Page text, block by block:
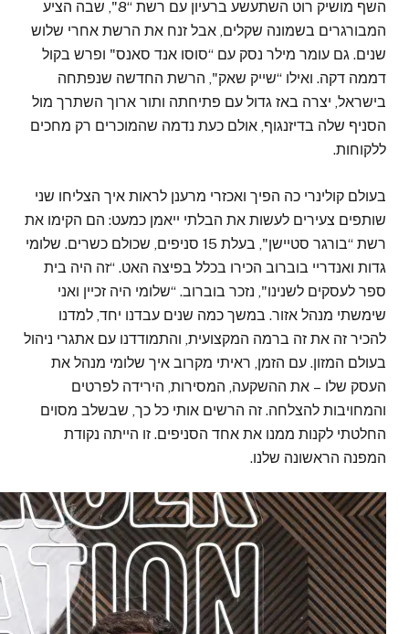
השף מושיק רוט השתעשע ברעיון עם רשת “8", שבה הציע
המבורגרים בשמונה שקלים, אבל זנח את הרשת אחרי שלוש
שנים. גם עומר מילר נסק עם “סוסו אנד סאנס" ופרש בקול
דממה דקה. ואילו “שייק שאק", הרשת החדשה שנפתחה
בישראל, יצרה באז גדול עם פתיחתה ותור ארוך השתרך מול
הסניף שלה בדיזנגוף, אולם כעת נדמה שהמוכרים רק מחכים
ללקוחות.
בעולם קולינרי כה הפיך ואכזרי מרענן לראות איך הצליחו שני
שותפים צעירים לעשות את הבלתי ייאמן כמעט: הם הקימו את
רשת “בורגר סטיישן", בעלת 15 סניפים, שכולם כשרים. שלומי
גדות ואנדריי בוברוב הכירו בכלל בפיצה האט. “זה היה בית
ספר לעסקים לשנינו", נזכר בוברוב. “שלומי היה זכיין ואני
שימשתי מנהל אזור. במשך כמה שנים עבדנו יחד, למדנו
להכיר זה את זה ברמה המקצועית, והתמודדנו עם אתגרי ניהול
בעולם המזון. עם הזמן, ראיתי מקרוב איך שלומי מנהל את
העסק שלו – את ההשקעה, המסירות, הירידה לפרטים
והמחויבות להצלחה. זה הרשים אותי כל כך, שבשלב מסוים
החלטתי לקנות ממנו את אחד הסניפים. זו הייתה נקודת
המפנה הראשונה שלנו.